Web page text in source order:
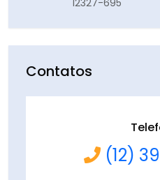
12327-695
Contatos
(12)